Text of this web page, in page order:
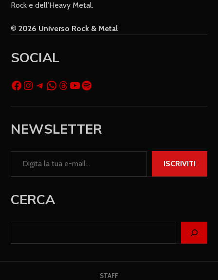
Rock e dell’Heavy Metal.
© 2026 Universo Rock & Metal
SOCIAL
NEWSLETTER
ISCRIVITI
CERCA
STAFF